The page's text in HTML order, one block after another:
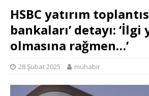
HSBC yatırım
bankaları’ detayı:
olmasına rağmen…’
28 Şubat 2025 muhabir